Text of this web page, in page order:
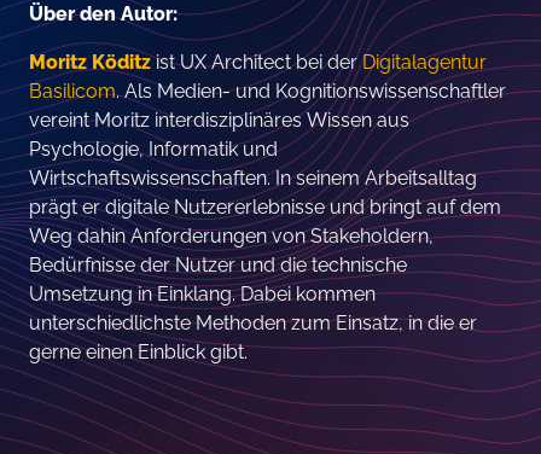
Über den Autor:
Moritz Köditzist UX Architect bei derDigitalagentur
Basilicom. Als Medien- und Kognitionswissenschaftler
vereint Moritz interdisziplinäres Wissen aus
Psychologie, Informatik und
Wirtschaftswissenschaften. In seinem Arbeitsalltag
prägt er digitale Nutzererlebnisse und bringt auf dem
Weg dahin Anforderungen von Stakeholdern,
Bedürfnisse der Nutzer und die technische
Umsetzung in Einklang. Dabei kommen
unterschiedlichste Methoden zum Einsatz, in die er
gerne einen Einblick gibt.